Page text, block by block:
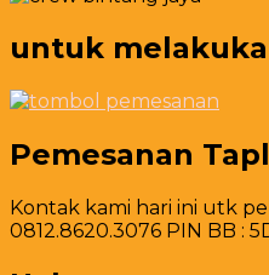
untuk
Pemesanan
Kontak kami hari ini utk
0812.8620.3076 PIN BB :